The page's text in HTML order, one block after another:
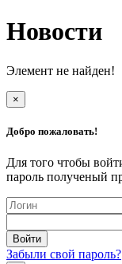
Новости
Элемент не найден!
×
Добро пожаловать!
Для того чтобы
пароль полученый
Забыли свой пароль?